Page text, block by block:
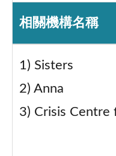
相關機構名稱
1) Sisters
2) Anna
3) Crisis Centre